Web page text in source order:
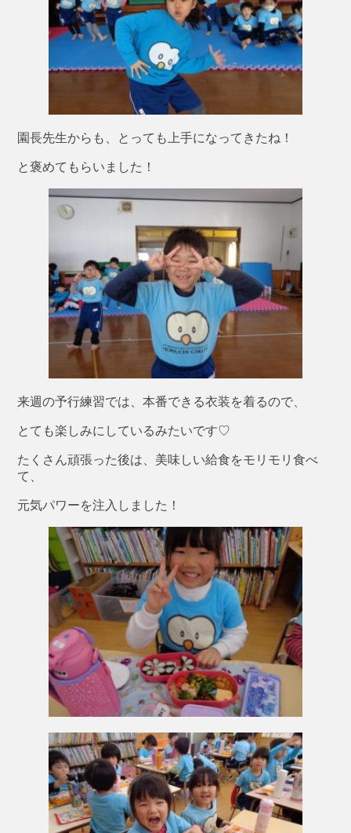
園長先生からも、とっても上手になってきたね！
と褒めてもらいました！
来週の予行練習では、本番できる衣装を着るので、
とても楽しみにしているみたいです♡
たくさん頑張った後は、美味しい給食をモリモリ食べ
て、
元気パワーを注入しました！